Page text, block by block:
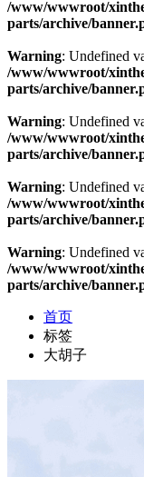
/www/wwwroot/
parts/archive/
Warning: Undefined
/www/wwwroot/
parts/archive/
Warning: Undefined
/www/wwwroot/
parts/archive/
Warning: Undefined
/www/wwwroot/
parts/archive/
Warning: Undefined
/www/wwwroot/
parts/archive/
首页
标签
大胡子